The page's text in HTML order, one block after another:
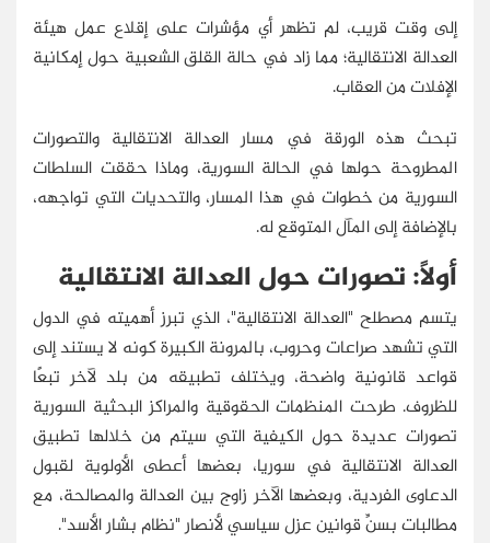
إلى وقت قريب، لم تظهر أي مؤشرات على إقلاع عمل هيئة
العدالة الانتقالية؛ مما زاد في حالة القلق الشعبية حول إمكانية
الإفلات من العقاب.
تبحث هذه الورقة في مسار العدالة الانتقالية والتصورات
المطروحة حولها في الحالة السورية، وماذا حققت السلطات
السورية من خطوات في هذا المسار، والتحديات التي تواجهه،
بالإضافة إلى المآل المتوقع له.
أولًا: تصورات حول العدالة الانتقالية
يتسم مصطلح "العدالة الانتقالية"، الذي تبرز أهميته في الدول
التي تشهد صراعات وحروب، بالمرونة الكبيرة كونه لا يستند إلى
قواعد قانونية واضحة، ويختلف تطبيقه من بلد لآخر تبعًا
للظروف. طرحت المنظمات الحقوقية والمراكز البحثية السورية
تصورات عديدة حول الكيفية التي سيتم من خلالها تطبيق
العدالة الانتقالية في سوريا، بعضها أعطى الأولوية لقبول
الدعاوى الفردية، وبعضها الآخر زاوج بين العدالة والمصالحة، مع
مطالبات بسنِّ قوانين عزل سياسي لأنصار "نظام بشار الأسد".